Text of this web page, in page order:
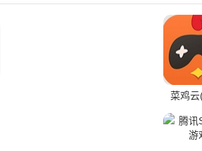
菜鸡云